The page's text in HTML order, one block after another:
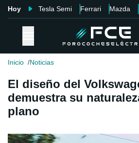
Hoy Tesla Semi Ferrari Mazda
Inicio Noticias
El diseño del
demuestra su
plano